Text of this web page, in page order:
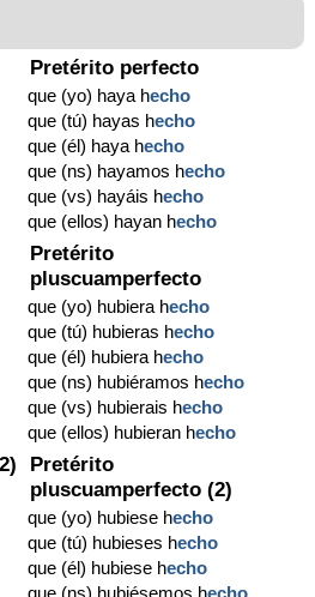
Pretérito perfecto
que (yo) haya hecho
que (tú) hayas hecho
que (él) haya hecho
que (ns) hayamos hecho
que (vs) hayáis hecho
que (ellos) hayan hecho
Pretérito
pluscuamperfecto
que (yo) hubiera hecho
que (tú) hubieras hecho
que (él) hubiera hecho
que (ns) hubiéramos hecho
que (vs) hubierais hecho
que (ellos) hubieran hecho
Pretérito
pluscuamperfecto (2)
que (yo) hubiese hecho
que (tú) hubieses hecho
que (él) hubiese hecho